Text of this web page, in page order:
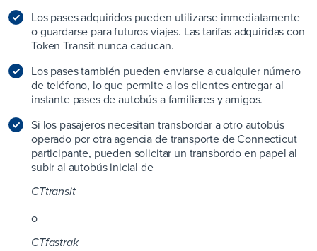
Los pases adquiridos pueden utilizarse inmediatamente
o guardarse para futuros viajes. Las tarifas adquiridas con
Token Transit nunca caducan.
Los pases también pueden enviarse a cualquier número
de teléfono, lo que permite a los clientes entregar al
instante pases de autobús a familiares y amigos.
Si los pasajeros necesitan transbordar a otro autobús
operado por otra agencia de transporte de Connecticut
participante, pueden solicitar un transbordo en papel al
subir al autobús inicial de
CTtransit
o
CTfastrak